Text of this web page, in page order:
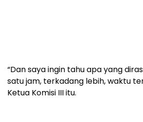
“Dan saya ingin tahu apa yang
satu jam, terkadang lebih, waktu
Ketua Komisi III itu.